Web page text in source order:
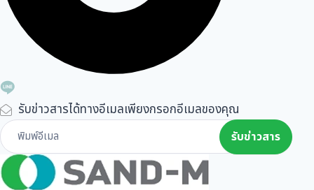
รับข่าวสารได้ทางอีเมลเพียงกรอกอีเมลของคุณ
Subscribe
Form
รับข่าวสาร